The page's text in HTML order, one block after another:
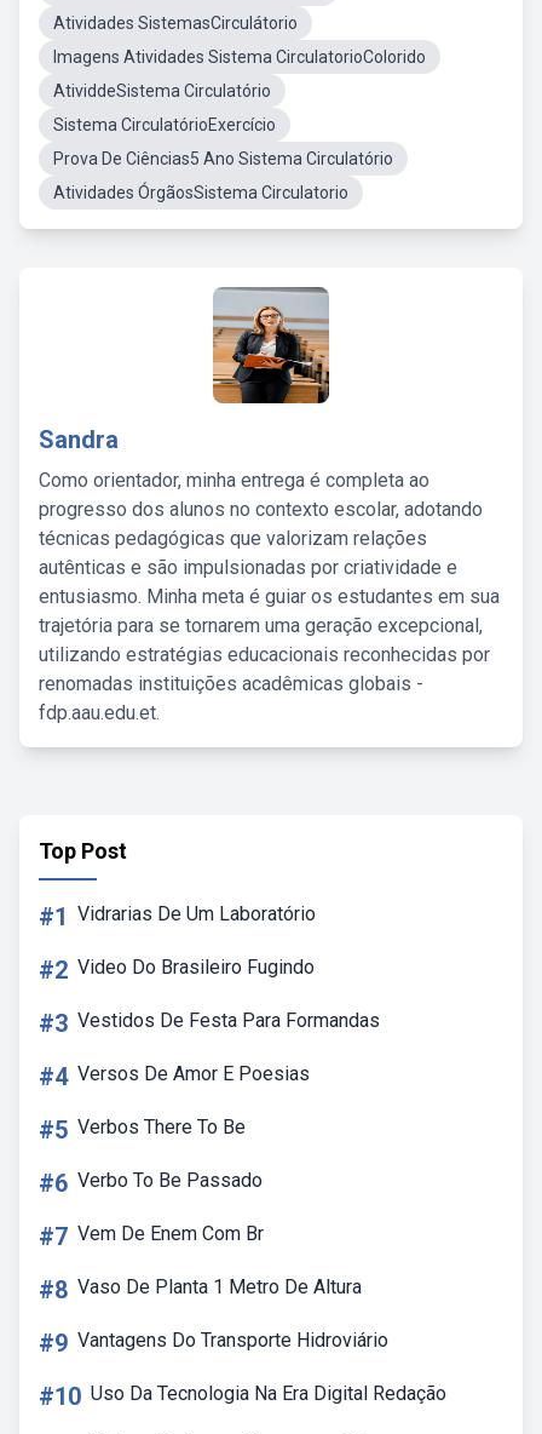
Atividades SistemasCirculátorio
Imagens Atividades Sistema CirculatorioColorido
AtividdeSistema Circulatório
Sistema CirculatórioExercício
Prova De Ciências5 Ano Sistema Circulatório
Atividades ÓrgãosSistema Circulatorio
Sandra
Como orientador, minha entrega é completa ao
progresso dos alunos no contexto escolar, adotando
técnicas pedagógicas que valorizam relações
autênticas e são impulsionadas por criatividade e
entusiasmo. Minha meta é guiar os estudantes em sua
trajetória para se tornarem uma geração excepcional,
utilizando estratégias educacionais reconhecidas por
renomadas instituições acadêmicas globais -
fdp.aau.edu.et.
Top Post
#1 Vidrarias De Um Laboratório
#2 Video Do Brasileiro Fugindo
#3 Vestidos De Festa Para Formandas
#4 Versos De Amor E Poesias
#5 Verbos There To Be
#6 Verbo To Be Passado
#7 Vem De Enem Com Br
#8 Vaso De Planta 1 Metro De Altura
#9 Vantagens Do Transporte Hidroviário
#10 Uso Da Tecnologia Na Era Digital Redação